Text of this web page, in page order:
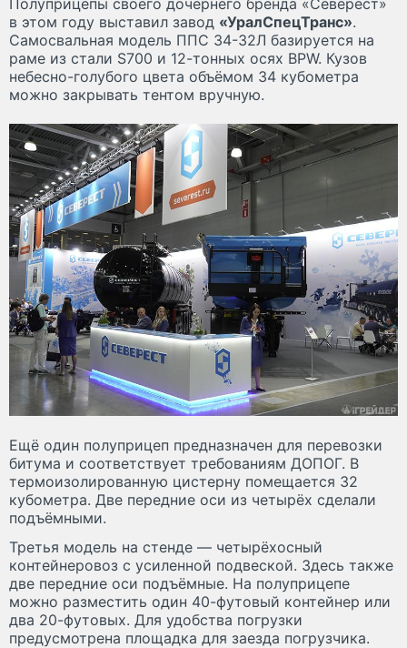
в этом году выставил завод «УралСпецТранс».
Самосвальная модель ППС 34-32Л базируется на
раме из стали S700 и 12-тонных осях BPW. Кузов
небесно-голубого цвета объёмом 34 кубометра
можно закрывать тентом вручную.
Ещё один полуприцеп предназначен для перевозки
битума и соответствует требованиям ДОПОГ. В
термоизолированную цистерну помещается 32
кубометра. Две передние оси из четырёх сделали
подъёмными.
Третья модель на стенде — четырёхосный
контейнеровоз с усиленной подвеской. Здесь также
две передние оси подъёмные. На полуприцепе
можно разместить один 40-футовый контейнер или
два 20-футовых. Для удобства погрузки
предусмотрена площадка для заезда погрузчика.